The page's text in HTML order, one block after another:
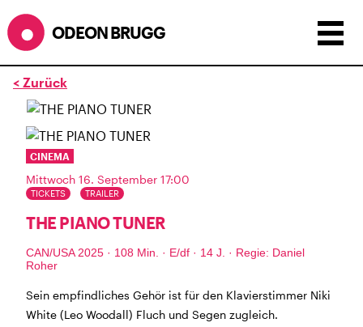
ODEON BRUGG
Anzeigen als:
ÖFFNUNGSZEITEN
während demODEONAir imGeissenschachen
Barbetrieb im Geissenschachen ab 18 Uhr bis
Filmbeginn (Fr+Sa bis 1 Uhr)
Küche ab 18 bis 20.45 Uhr
Mittwoch geschlossen
< Zurück
CINEMA
Mittwoch 16. September 17:00
TICKETS TRAILER
THE PIANO TUNER
CAN/USA 2025 · 108 Min. · E/df · 14 J. · Regie: Daniel
Roher
Sein empfindliches Gehör ist für den Klavierstimmer Niki
White (Leo Woodall) Fluch und Segen zugleich.